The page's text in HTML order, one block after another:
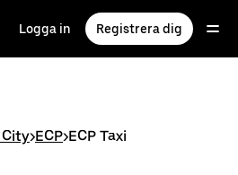
Logga in Registrera dig
City>ECP>ECP Taxi